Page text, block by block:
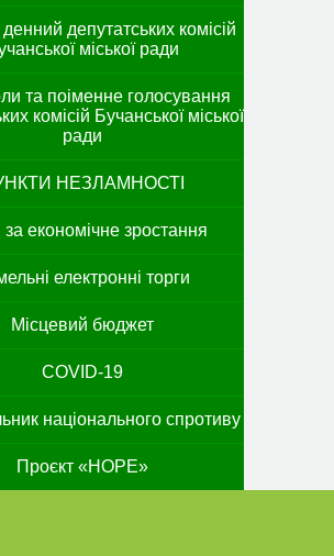
депутатських комісій
міської ради
та поіменне голосування
комісій Бучанської міської
ради
НЕЗЛАМНОСТІ
економічне зростання
електронні торги
Місцевий бюджет
COVID-19
національного спротиву
Проєкт «HOPE»